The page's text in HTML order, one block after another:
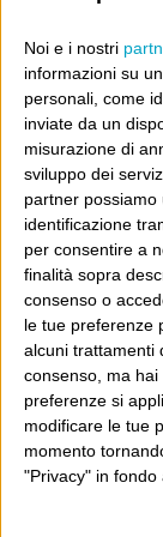
Noi e i nostri
informazioni su
personali, come
inviate da un
misurazione di
sviluppo dei
partner possiamo
identificazione
per consentire a
finalità sopra
consenso o
le tue preferenze
alcuni trattamenti
consenso, ma
preferenze si
modificare le tue
momento
"Privacy" in fondo
A chi pensi,
Con due pistole
Info
AI che scrive di
Filologia di
Cookie
Informativa sui cookie